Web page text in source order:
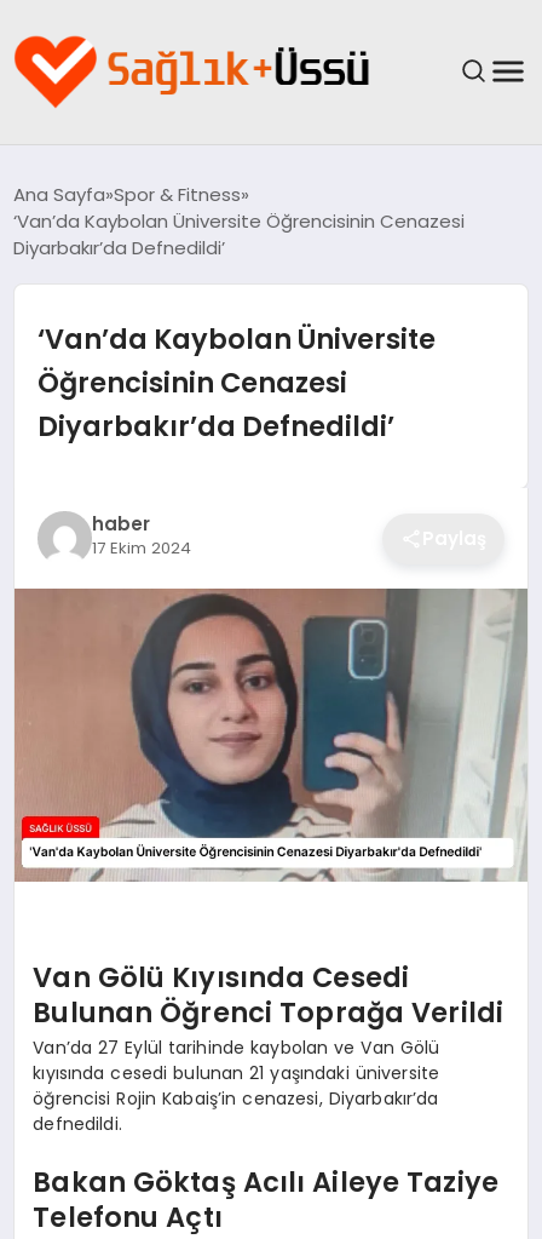
YAŞAM
GÜNCEL
SPOR & FITNESS
Ana Sayfa Spor & Fitness
‘Van’da Kaybolan Üniversite Öğrencisinin Cenazesi
Diyarbakır’da Defnedildi’
‘Van’da Kaybolan Üniversite
Öğrencisinin Cenazesi
Diyarbakır’da Defnedildi’
haber
17 Ekim 2024
Van Gölü Kıyısında Cesedi
Bulunan Öğrenci Toprağa Verildi
Van’da 27 Eylül tarihinde kaybolan ve Van Gölü
kıyısında cesedi bulunan 21 yaşındaki üniversite
öğrencisi Rojin Kabaiş’in cenazesi, Diyarbakır’da
defnedildi.
Bakan Göktaş Acılı Aileye Taziye
Telefonu Açtı